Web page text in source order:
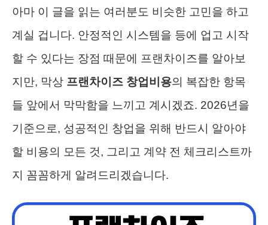
아마 이 글을 읽는 여러분도 비슷한 고민을 하고
계실 겁니다. 안정적인 시스템을 등에 업고 시작
할 수 있다는 장점 때문에 프랜차이즈를 알아보
지만, 막상 프랜차이즈 창업비용의 복잡한 항목
들 앞에서 막막함을 느끼고 계시겠죠. 2026년을
기준으로, 성공적인 창업을 위해 반드시 알아야
할 비용의 모든 것, 그리고 계약 전 체크리스트까
지 꼼꼼하게 알려드리겠습니다.